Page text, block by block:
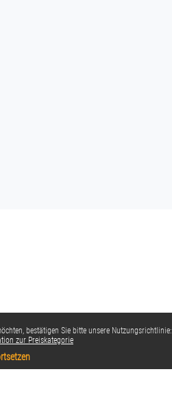
bestätigen Sie bitte unsere Nutzungsrichtlinie:
zur Preiskategorie